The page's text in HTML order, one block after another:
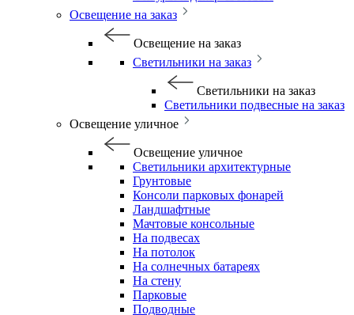
Освещение на заказ
Освещение на заказ
Светильники на заказ
Светильники на заказ
Светильники подвесные на заказ
Освещение уличное
Освещение уличное
Светильники архитектурные
Грунтовые
Консоли парковых фонарей
Ландшафтные
Мачтовые консольные
На подвесах
На потолок
На солнечных батареях
На стену
Парковые
Подводные